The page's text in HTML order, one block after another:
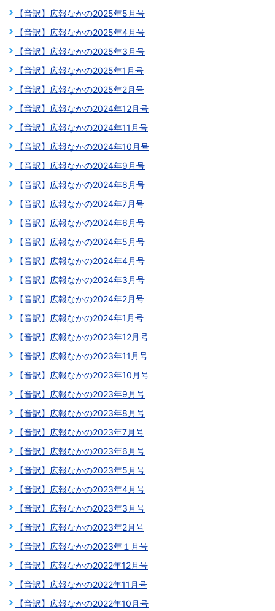
【音訳】広報なかの2025年5月号
【音訳】広報なかの2025年4月号
【音訳】広報なかの2025年3月号
【音訳】広報なかの2025年1月号
【音訳】広報なかの2025年2月号
【音訳】広報なかの2024年12月号
【音訳】広報なかの2024年11月号
【音訳】広報なかの2024年10月号
【音訳】広報なかの2024年9月号
【音訳】広報なかの2024年8月号
【音訳】広報なかの2024年7月号
【音訳】広報なかの2024年6月号
【音訳】広報なかの2024年5月号
【音訳】広報なかの2024年4月号
【音訳】広報なかの2024年3月号
【音訳】広報なかの2024年2月号
【音訳】広報なかの2024年1月号
【音訳】広報なかの2023年12月号
【音訳】広報なかの2023年11月号
【音訳】広報なかの2023年10月号
【音訳】広報なかの2023年9月号
【音訳】広報なかの2023年8月号
【音訳】広報なかの2023年7月号
【音訳】広報なかの2023年6月号
【音訳】広報なかの2023年5月号
【音訳】広報なかの2023年4月号
【音訳】広報なかの2023年3月号
【音訳】広報なかの2023年2月号
【音訳】広報なかの2023年１月号
【音訳】広報なかの2022年12月号
【音訳】広報なかの2022年11月号
【音訳】広報なかの2022年10月号